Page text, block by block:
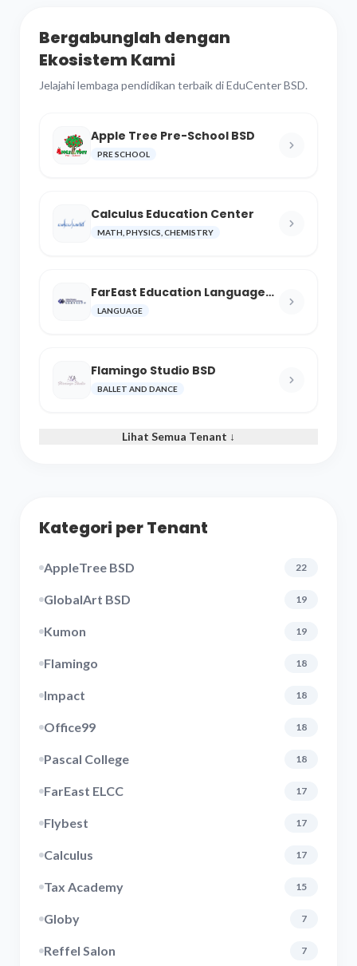
Bergabunglah dengan
Ekosistem Kami
Jelajahi lembaga pendidikan terbaik di EduCenter BSD.
Apple Tree Pre-School BSD
PRE SCHOOL
Calculus Education Center
MATH, PHYSICS, CHEMISTRY
FarEast Education Language
and Cultural Center
LANGUAGE
Flamingo Studio BSD
BALLET AND DANCE
Lihat Semua Tenant ↓
Kategori per Tenant
AppleTree BSD 22
GlobalArt BSD 19
Kumon 19
Flamingo 18
Impact 18
Office99 18
Pascal College 18
FarEast ELCC 17
Flybest 17
Calculus 17
Tax Academy 15
Globy 7
Reffel Salon 7